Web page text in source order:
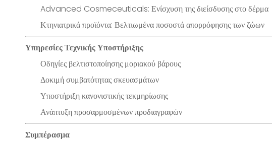
Advanced Cosmeceuticals: Ενίσχυση της διείσδυσης στο δέρμα
Κτηνιατρικά προϊόντα: Βελτιωμένα ποσοστά απορρόφησης των ζώων
Υπηρεσίες Τεχνικής Υποστήριξης
Οδηγίες βελτιστοποίησης μοριακού βάρους
Δοκιμή συμβατότητας σκευασμάτων
Υποστήριξη κανονιστικής τεκμηρίωσης
Ανάπτυξη προσαρμοσμένων προδιαγραφών
Συμπέρασμα